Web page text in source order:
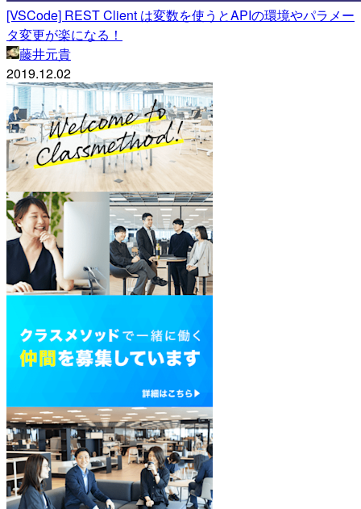
[VSCode] REST Client は変数を使うとAPIの環境やパラメー
タ変更が楽になる！
藤井元貴
2019.12.02